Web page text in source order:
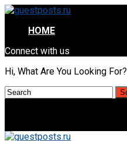
HOME
Connect with us
Hi, What Are You Looking For?